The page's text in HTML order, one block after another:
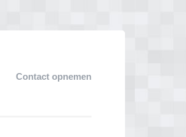
Contact opnemen